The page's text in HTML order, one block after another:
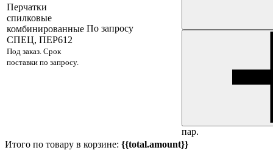
Перчатки
спилковые
комбинированные
СПЕЦ, ПЕР612
Под заказ. Срок
поставки по запросу.
По запросу
пар.
Итого по товару в корзине: {{total.amount}}